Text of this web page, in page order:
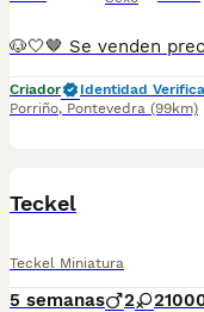
Criador
Identidad
Porriño, Pontevedra (99km)
Teckel
Teckel Miniatura
5 semanas 2 2